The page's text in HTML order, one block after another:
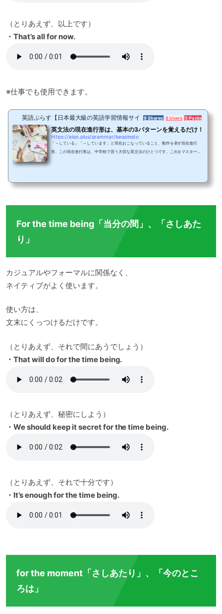
（とりあえず、以上です）
・That’s all for now.
※仕事でも使用できます。
英語ぷらす【日本最大級の英語学習情報サイト】9 Shares 8 Users 5 Pockets
英文法の現在進行形は、基本の3パターンを覚えるだけ！
https://eigo.plus/grammar/begoingto
「～している」「～しています」と現在おこなっていること、動作を表す現在進行
形。この現在進行形は、中学校で習う大切な英文法のひとつです。これをマスターす
現です。動詞にingを付け足す「playing」や単語の最後についているeを取ってIngを
For the time being「当分の間」、「さしあた
り」
カジュアルやフォーマルに関係なく、
ネイティブがよく使います。
使い方は、
文末にくっつけるだけです。
（とりあえず、それで間にあうでしょう）
・That will do for the time being.
（とりあえず、秘密にしよう）
・We should keep it secret for the time being.
（とりあえず、それで十分です）
・It’s enough for the time being.
for the moment「さしあたり」、「今のとこ
ろは」